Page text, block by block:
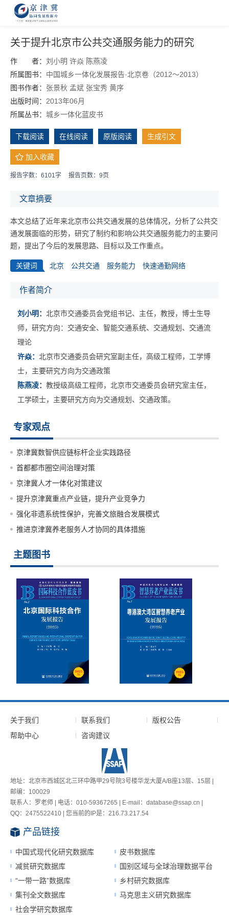
关于提升北京市公共交通服务能力的研究
作 者： 刘小明 许焱 陈燕凌
所属图书： 中国城乡一体化发展报告·北京卷（2012～2013）
图书作者： 张景秋 孟斌 张宝秀 黄序
出版时间： 2013年06月
所属丛书： 城乡一体化蓝皮书
下载阅读 在线阅读 原版阅读 生成引文
加入收藏
报告字数：6101字 报告页数：9页
文章摘要
本文总结了近年来北京市公共交通发展的总体情况，分析了公共交
通发展面临的形势，研究了制约和影响公共交通服务能力的主要问
题，提出了今后的发展思路、目标以及工作重点。
关键词 北京 公共交通 服务能力 快速通勤网络
作者简介
刘小明： 北京市交通委员会党组书记、主任，教授，博士生导
师，研究方向：交通安全、智能交通系统、交通规划、交通流
理论
许焱： 北京市交通委员会研究室副主任，高级工程师，工学博
士，主要研究方向为交通政策
陈燕凌： 教授级高级工程师，北京市交通委员会研究室主任，
工学硕士，主要研究方向为交通规划、交通政策。
专家观点
京津冀数智供应链标杆企业实践路径
首都都市圈空间治理对策
京津冀人才一体化对策建议
提升京津冀重点产业链，提升产业竞争力
强化非遗系统性保护，完善文旅融合发展模式
推进京津冀养老服务人才协同的具体措施
主题图书
关于我们 联系我们
版权公告
帮助中心
咨询建议
地址：北京市西城区北三环中路甲29号院3号楼华龙大厦A/B座13层、15层 |
邮编：100029
联系人：罗老师 | 电话：010-59367265 | E-mail：database@ssap.cn |
QQ：2475522410 | 您当前的IP是： 216.73.217.54
产品链接
中国式现代化研究数据库
皮书数据库
减贫研究数据库
国别区域与全球治理数据平台
“一带一路”数据库
乡村研究数据库
集刊全文数据库
马克思主义研究数据库
社会学研究数据库